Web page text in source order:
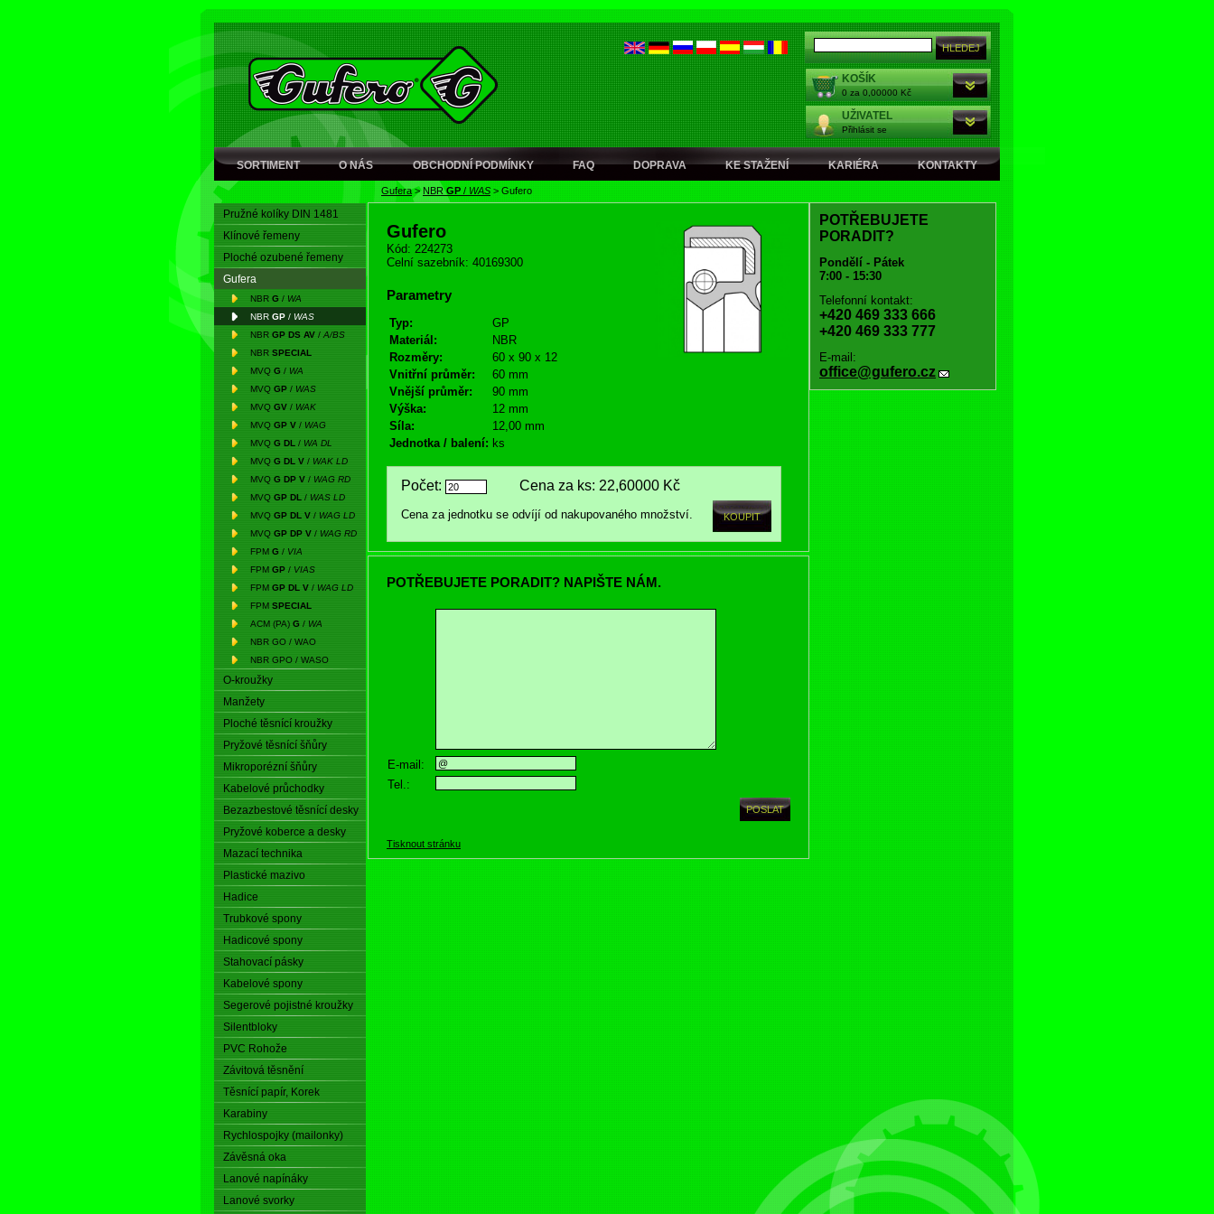
KOŠÍK
0 za 0,00000 Kč
UŽIVATEL
Přihlásit se
SORTIMENT O NÁS OBCHODNÍ PODMÍNKY FAQ DOPRAVA KE STAŽENÍ KARIÉRA KONTAKTY
Gufera> NBRGP / WAS > Gufero
Pružné kolíky DIN 1481
Klínové řemeny
Ploché ozubené řemeny
Gufera
NBR G / WA
NBR GP / WAS
NBR GP DS AV / A/BS
NBR SPECIAL
MVQ G / WA
MVQ GP / WAS
MVQ GV / WAK
MVQ GP V / WAG
MVQ G DL / WA DL
MVQ G DL V / WAK LD
MVQ G DP V / WAG RD
MVQ GP DL / WAS LD
MVQ GP DL V / WAG LD
MVQ GP DP V / WAG RD
FPM G / VIA
FPM GP / VIAS
FPM GP DL V / WAG LD
FPM SPECIAL
ACM (PA) G / WA
NBR GO / WAO
NBR GPO / WASO
O-kroužky
Manžety
Ploché těsnící kroužky
Pryžové těsnící šňůry
Mikroporézní šňůry
Kabelové průchodky
Bezazbestové těsnící desky
Pryžové koberce a desky
Mazací technika
Plastické mazivo
Hadice
Trubkové spony
Hadicové spony
Stahovací pásky
Kabelové spony
Segerové pojistné kroužky
Silentbloky
PVC Rohože
Závitová těsnění
Těsnící papír, Korek
Karabiny
Rychlospojky (mailonky)
Závěsná oka
Lanové napínáky
Lanové svorky
Gufero
Kód: 224273
Celní sazebník: 40169300
Parametry
Typ:
GP
Materiál:
NBR
Rozměry:
60 x 90 x 12
Vnitřní průměr:
60 mm
Vnější průměr:
90 mm
Výška:
12 mm
Síla:
12,00 mm
Jednotka / balení: ks
Počet: Cena za ks: 22,60000 Kč
Cena za jednotku se odvíjí od nakupovaného množství.
POTŘEBUJETE PORADIT? NAPIŠTE NÁM.
E-mail:
Tel.:
Tisknout stránku
POTŘEBUJETE
PORADIT?
Pondělí - Pátek
7:00 - 15:30
Telefonní kontakt:
+420 469 333 666
+420 469 333 777
E-mail:
office@gufero.cz